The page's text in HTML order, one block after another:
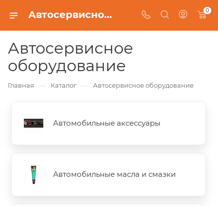
Автосервисное оборудование 0
Автосервисное
оборудование
Главная — Каталог — Автосервисное оборудование
Автомобильные аксессуары
Автомобильные масла и смазки